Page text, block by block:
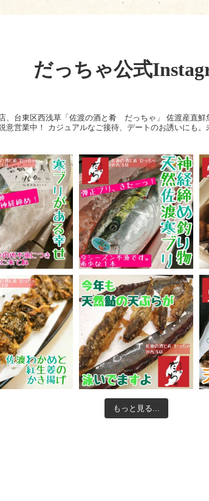
だっちゃ公式
、台東区西浅草「佐渡の酒と肴 だっちゃ」
佐渡産直鮮
意営業中！
カジュアルなご接待、デートのお誘いにも
もっと見る...